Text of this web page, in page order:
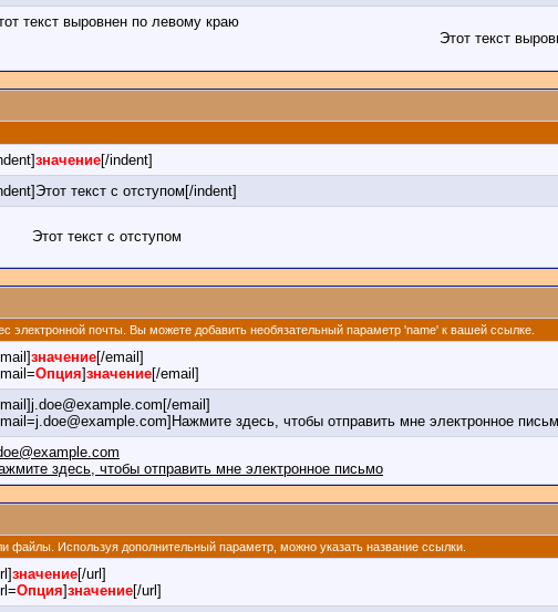
текст выровнен по левому краю
Этот текст
значение[/indent]
текст с отступом[/indent]
Этот текст с отступом
электронной почты. Вы можете добавить необязательный параметр 'name' к вашей ссылке.
значение[/email]
Опция]значение[/email]
email]
здесь, чтобы отправить мне электронное
здесь, чтобы отправить мне электронное письмо
файлы. Используя дополнительный параметр, можно указать название ссылки.
значение[/url]
Опция]значение[/url]